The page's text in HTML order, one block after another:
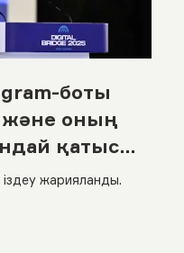
боты
және оның
қатысы
жарияланды.